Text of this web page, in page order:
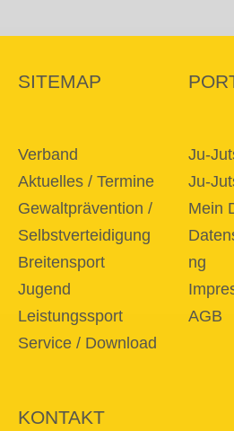
SITEMAP
Verband
Aktuelles / Termine
Gewaltprävention /
Selbstverteidigung
Breitensport
Jugend
Leistungssport
Service / Download
Ju-
Ju-
Mein
ng
AGB
KONTAKT